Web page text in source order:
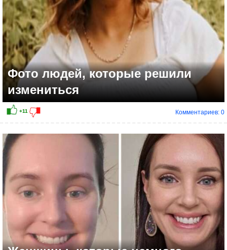
Фото людей, которые решили
измениться
Комментариев: 0